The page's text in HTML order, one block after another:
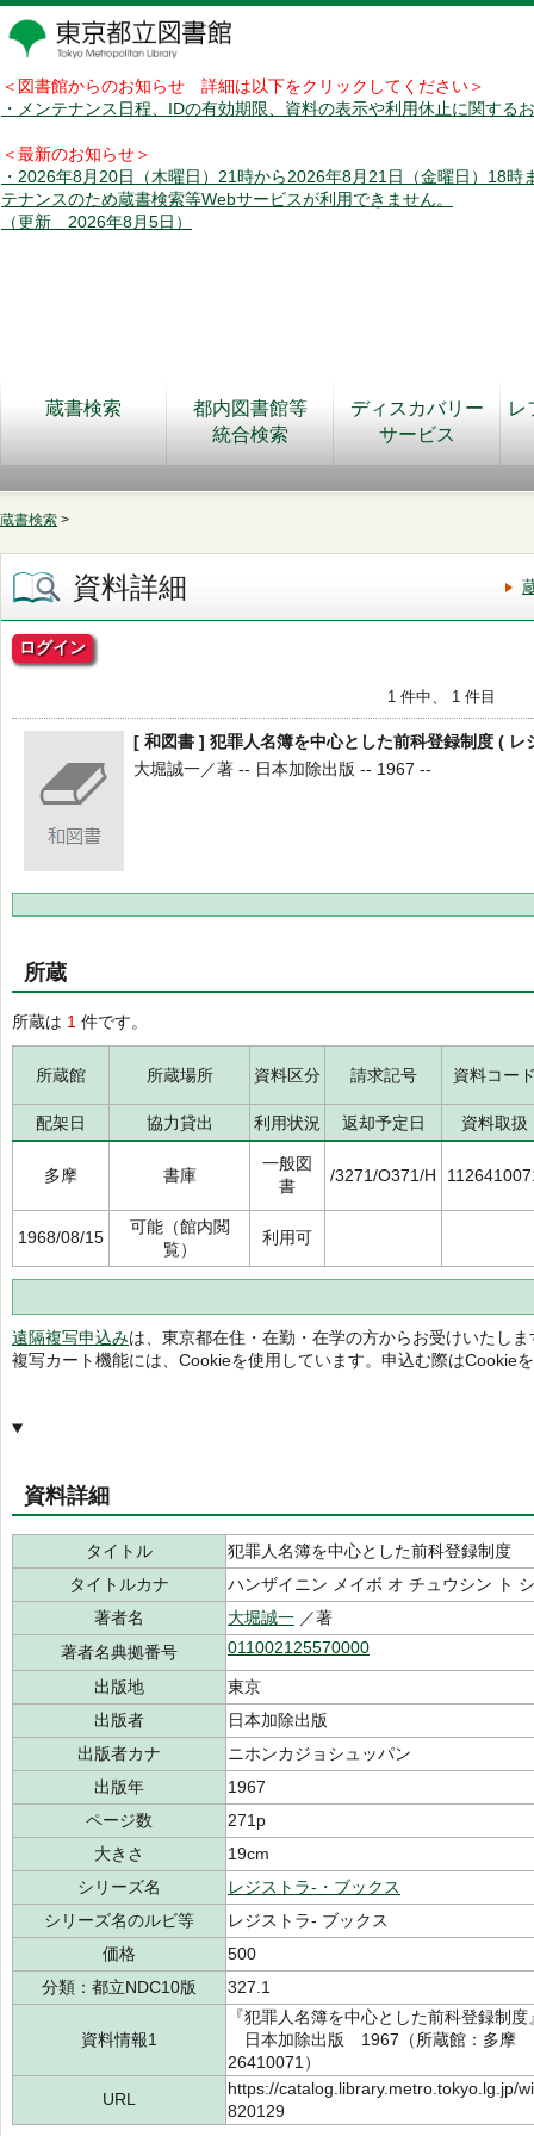
＜図書館からのお知らせ 詳細は以下をクリックしてください＞
・メンテナンス日程、IDの有効期限、資料の表示や利用休止に関する
＜最新のお知らせ＞
・2026年8月20日（木曜日）21時から2026年8月21日（金曜日）18時
テナンスのため蔵書検索等Webサービスが利用できません。
（更新 2026年8月5日）
蔵書検索
都内図書館等
統合検索
ディスカバリー
サービス
レ
蔵書検索 >
資料詳細
ログイン
1 件中、 1 件目
[ 和図書 ] 犯罪人名簿を中心とした前科登録制度 ( レ
大堀誠一／著 -- 日本加除出版 -- 1967 --
所蔵
所蔵は 1 件です。
所蔵館 所蔵場所 資料区分 請求記号 資料コー
配架日 協力貸出 利用状況 返却予定日 資料取扱
多摩 書庫
一般図
書
/3271/O371/H
1968/08/15
可能（館内閲
覧）
利用可
遠隔複写申込みは、東京都在住・在勤・在学の方からお受けいたしま
複写カート機能には、Cookieを使用しています。申込む際はCookie
資料詳細
タイトル
犯罪人名簿を中心とした前科登録制度
タイトルカナ
ハンザイニン メイボ オ チュウシン ト
著者名
大堀誠一 ／著
著者名典拠番号
011002125570000
出版地
東京
出版者
日本加除出版
出版者カナ
ニホンカジョシュッパン
出版年
1967
ページ数
271p
大きさ
19cm
シリーズ名
レジストラ-・ブックス
シリーズ名のルビ等
レジストラ- ブックス
価格
500
分類：都立NDC10版
327.1
資料情報1
『犯罪人名簿を中心とした前科登録制
日本加除出版 1967（所蔵館：多摩
26410071）
URL
https://catalog.library.metro.tokyo.lg.jp/
820129